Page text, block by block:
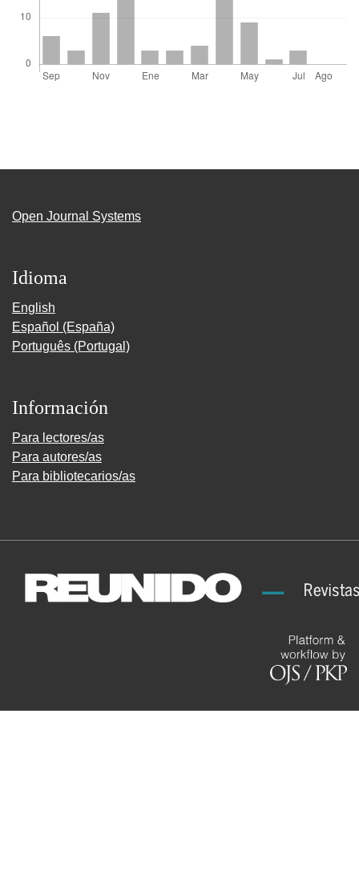
Open Journal Systems
Idioma
English
Español (España)
Português (Portugal)
Información
Para lectores/as
Para autores/as
Para bibliotecarios/as